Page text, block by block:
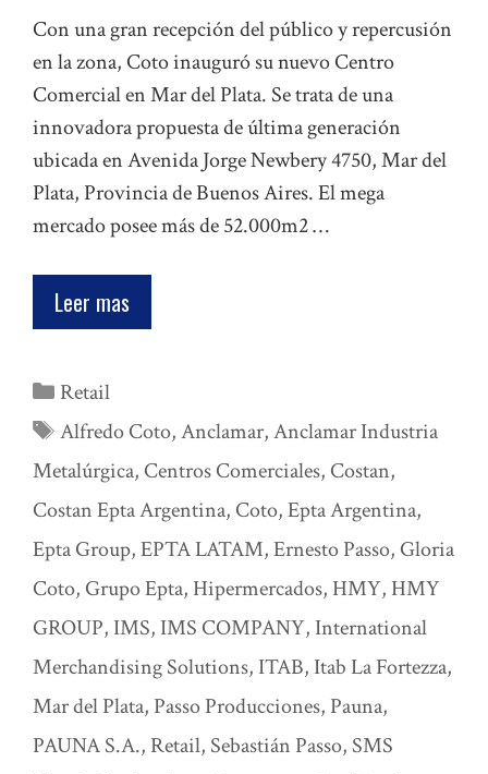
Con una gran recepción del público y repercusión
en la zona, Coto inauguró su nuevo Centro
Comercial en Mar del Plata. Se trata de una
innovadora propuesta de última generación
ubicada en Avenida Jorge Newbery 4750, Mar del
Plata, Provincia de Buenos Aires. El mega
mercado posee más de 52.000m2 …
Leer mas
Categorías
Retail
Etiquetas
Alfredo Coto,Anclamar,Anclamar Industria
Metalúrgica, Centros Comerciales, Costan,
Costan Epta Argentina, Coto,Epta Argentina,
Epta Group,EPTA LATAM,Ernesto Passo, Gloria
Coto, Grupo Epta, Hipermercados, HMY, HMY
GROUP, IMS, IMS COMPANY, International
Merchandising Solutions, ITAB, Itab La Fortezza,
Mar del Plata, Passo Producciones, Pauna,
PAUNA S.A., Retail, Sebastián Passo, SMS